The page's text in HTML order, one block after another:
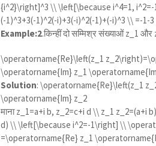
{i^2}\right]^3 \\ \left[\because i^4=1,
(-1)^3+3(-1)^2(-i)+3(-i)^2(-1)+(-i)^3 \\ =-1-
Example:2.किन्हीं दो सम्मिश्र संख्याओंz_1 और
\operatorname{Re}\left(z_1
\operatorname{Im} z_1
Solution:\operatorname{Re}\left(z_1
\operatorname{Im} z_2
मानाz_1=a+i b, z_2=c+i d \\ z_1 z_2=(a+i
d) \\ \left[\because i^2=-1\right] \\
=\operatorname{Re} z_1